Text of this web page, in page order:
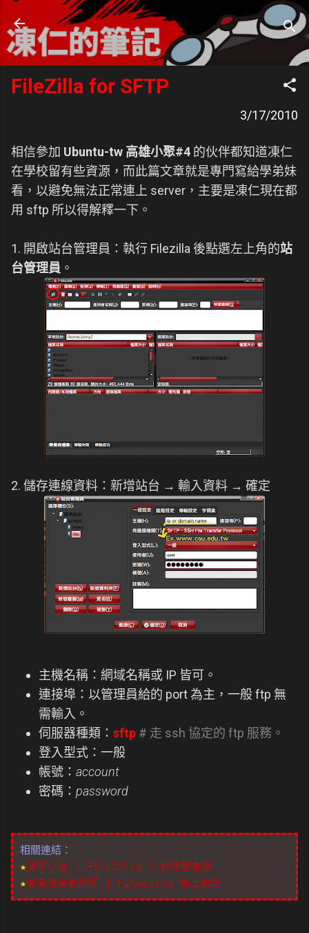
跳到主要內容
凍仁的筆記
- https://note.drx.tw
FileZilla for SFTP
3/17/2010
相信參加 Ubuntu-tw 高雄小聚#4 的伙伴都知道凍仁
在學校留有些資源，而此篇文章就是專門寫給學弟妹
看，以避免無法正常連上 server，主要是凍仁現在都
用 sftp 所以得解釋一下。
1. 開啟站台管理員：執行 Filezilla 後點選左上角的站
台管理員 。
2. 儲存連線資料：新增站台 → 輸入資料 → 確定
主機名稱：網域名稱或 IP 皆可。
連接埠：以管理員給的 port 為主，一般 ftp 無
需輸入。
伺服器種類： sftp # 走 ssh 協定的 ftp 服務。
登入型式：一般
帳號： account
密碼： password
相關連結：
★海芋小站 | FileZilla 3 的使用教學
★媒來演去教學網 | Filezilla 線上教學